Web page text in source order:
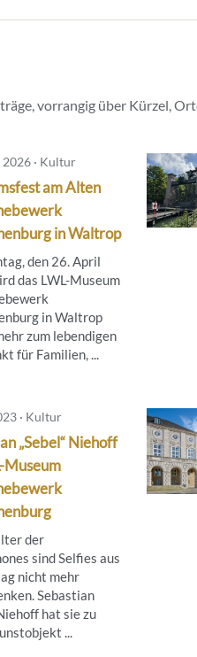
vorrangig über Kürzel,
· Kultur
am Alten
in Waltrop
den 26. April
das LWL-Museum
in Waltrop
zum lebendigen
für Familien, ...
· Kultur
„Sebel“ Niehoff
Museum
der
sind Selfies aus
nicht mehr
Sebastian
Niehoff hat sie zu
...